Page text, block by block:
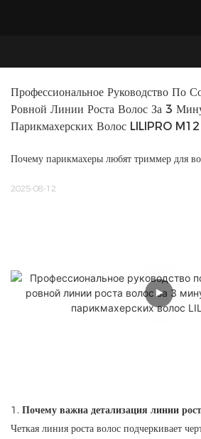
Профессиональное Руководство По
Ровной Линии Роста Волос За 3
Парикмахерских Волос LILIPRO M12
Почему парикмахеры любят триммер для
2025-08-12
1. Почему важна детализация линии
Четкая линия роста волос подчеркивает